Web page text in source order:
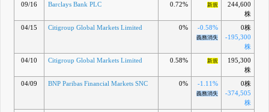
09/16
Barclays Bank PLC 0.72% 新規
244,600
株
04/15
Citigroup Global Markets Limited 0% -0.58%
義務消失
0株
-195,300
株
04/10
Citigroup Global Markets Limited 0.58% 新規
195,300
株
04/09
BNP Paribas Financial Markets SNC 0% -1.11%
義務消失
0株
-374,505
株